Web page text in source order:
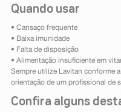
Quando usar
• Cansaço frequente
• Baixa imunidade
• Falta de disposição
• Alimentação insuficiente em
Sempre utilize Lavitan conforme
orientação de um profissional de
Confira alguns